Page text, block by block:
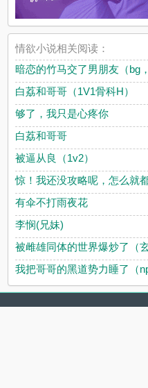
情欲小说相关阅读：
暗恋的竹马交了男朋友（bg
白荔和哥哥（1V1骨科H）
够了，我只是心疼你
白荔和哥哥
被逼从良（1v2）
惊！我还没攻略呢，怎么就
有伞不打雨夜花
李悯(兄妹)
被雌雄同体的世界爆炒了（玄
我把哥哥的黑道势力睡了（